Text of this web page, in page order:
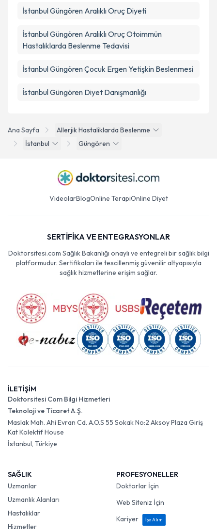
Ana Sayfa
Allerjik Hastaliklarda Beslenme
İstanbul
Güngören
İstanbul Güngören Aralıklı Oruç Diyeti
İstanbul Güngören Aralıklı Oruç Otoimmün
Hastalıklarda Beslenme Tedavisi
İstanbul Güngören Çocuk Ergen Yetişkin Beslenmesi
İstanbul Güngören Diyet Danışmanlığı
VideolarBlogOnline TerapiOnline Diyet
SERTİFİKA VE ENTEGRASYONLAR
Doktorsitesi.com Sağlık Bakanlığı onaylı ve entegreli bir sağlık bilgi
platformudur. Sertifikaları ile tescillenmiş güvenilir altyapısıyla
sağlık hizmetlerine erişim sağlar.
İLETİŞİM
Doktorsitesi Com Bilgi Hizmetleri
Teknoloji ve Ticaret A.Ş.
Maslak Mah. Ahi Evran Cd. A.O.S 55 Sokak No:2 Aksoy Plaza Giriş
Kat Kolektif House
İstanbul, Türkiye
SAĞLIK
Uzmanlar
Uzmanlık Alanları
Hastalıklar
Hizmetler
PROFESYONELLER
Doktorlar İçin
Web Siteniz İçin
Kariyer
İşe Alım